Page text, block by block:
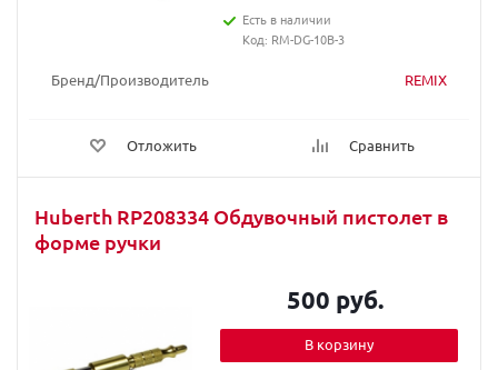
Бренд/Производитель REMIX
Отложить Сравнить
Есть в наличии
Код: RM-DG-10B-3
Huberth RP208334 Обдувочный пистолет в
форме ручки
500 руб.
В корзину